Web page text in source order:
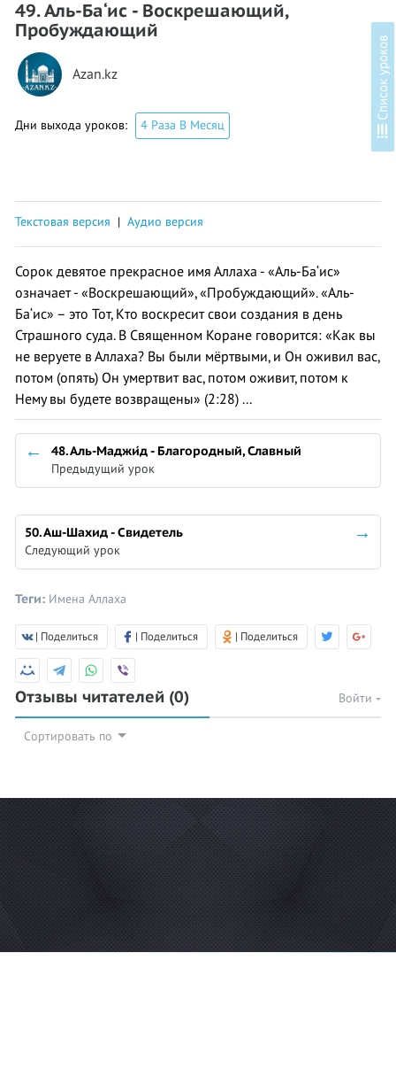
49. Аль-Ба‘ис - Воскрешающий,
Пробуждающий
Azan.kz
Дни выхода уроков: 4 Раза В Месяц
в
Текстовая версия | Аудио версия
Сорок девятое прекрасное имя Аллаха - «Аль-Ба‘ис»
означает - «Воскрешающий», «Пробуждающий». «Аль-
Ба‘ис» – это Тот, Кто воскресит свои создания в день
Страшного суда. В Священном Коране говорится: «Как вы
не веруете в Аллаха? Вы были мёртвыми, и Он оживил вас,
потом (опять) Он умертвит вас, потом оживит, потом к
Нему вы будете возвращены» (2:28) ...
48. Аль-Маджи́д - Благородный, Славный
Предыдущий урок
50. Аш-Шахид - Свидетель
Следующий урок
Теги: Имена Аллаха
| Поделиться | Поделиться | Поделиться
Отзывы читателей (0) Войти
Сортировать по